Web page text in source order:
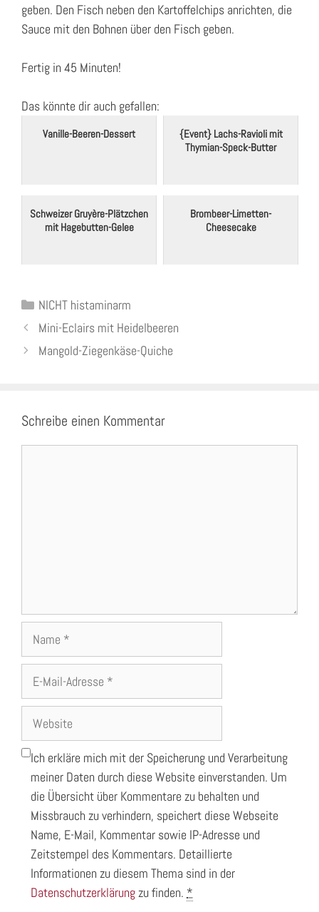
geben. Den Fisch neben den Kartoffelchips anrichten, die
Sauce mit den Bohnen über den Fisch geben.
Fertig in 45 Minuten!
Das könnte dir auch gefallen:
Vanille-Beeren-Dessert
{Event} Lachs-Ravioli mit
Thymian-Speck-Butter
Schweizer Gruyère-Plätzchen
mit Hagebutten-Gelee
Brombeer-Limetten-
Cheesecake
Kategorien
NICHT histaminarm
Mini-Eclairs mit Heidelbeeren
Mangold-Ziegenkäse-Quiche
Schreibe einen Kommentar
Name
Adresse
Website
Ich erkläre mich mit der Speicherung und Verarbeitung
meiner Daten durch diese Website einverstanden. Um
die Übersicht über Kommentare zu behalten und
Missbrauch zu verhindern, speichert diese Webseite
Name, E-Mail, Kommentar sowie IP-Adresse und
Zeitstempel des Kommentars. Detaillierte
Informationen zu diesem Thema sind in der
Datenschutzerklärungzu finden. *